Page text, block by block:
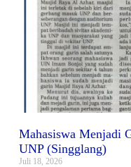
Mahasiswa Menjadi
UNP (Singglang)
Juli 18, 2026